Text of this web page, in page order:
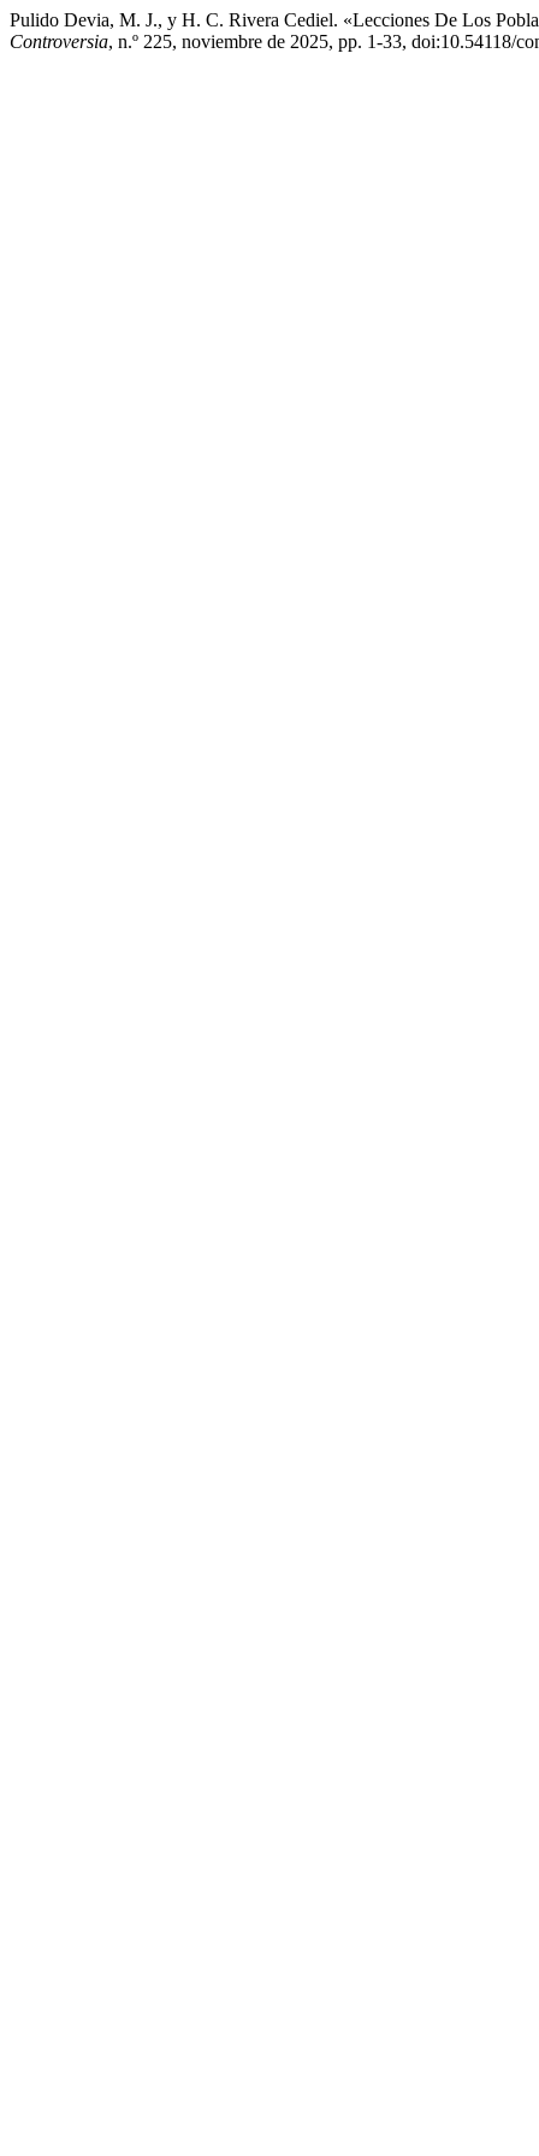
Pulido Devia, M. J., y H. C. Rivera Cediel. «Lecciones De Los
Controversia, n.º 225, noviembre de 2025, pp. 1-33, doi:10.54118/